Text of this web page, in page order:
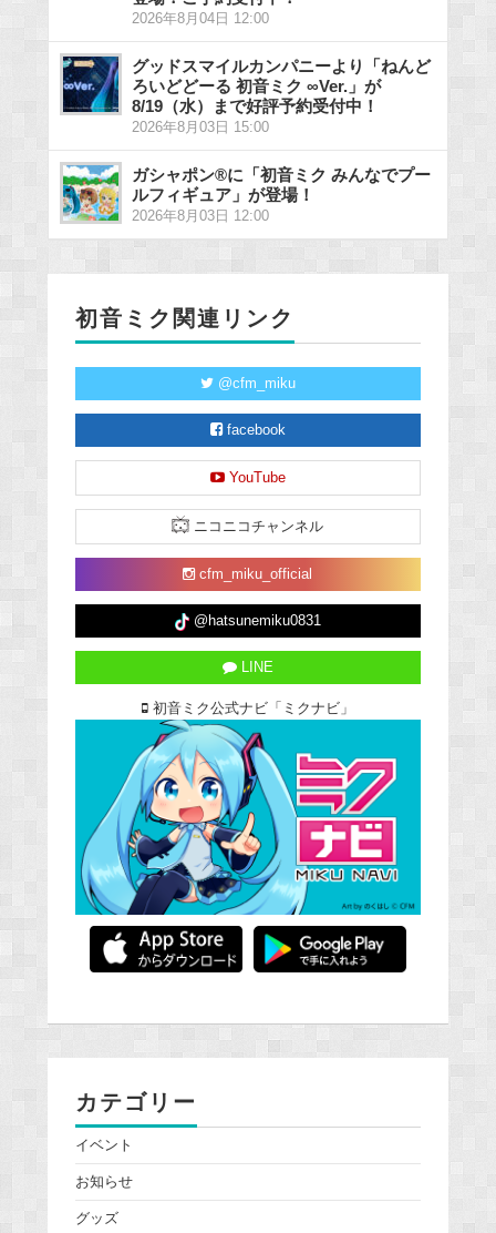
2026年8月04日 12:00
グッドスマイルカンパニーより「ねんど
ろいどどーる 初音ミク ∞Ver.」が
8/19（水）まで好評予約受付中！
2026年8月03日 15:00
ガシャポン®に「初音ミク みんなでプー
ルフィギュア」が登場！
2026年8月03日 12:00
初音ミク関連リンク
@cfm_miku
facebook
YouTube
ニコニコチャンネル
cfm_miku_official
@hatsunemiku0831
LINE
初音ミク公式ナビ「ミクナビ」
カテゴリー
イベント
お知らせ
グッズ